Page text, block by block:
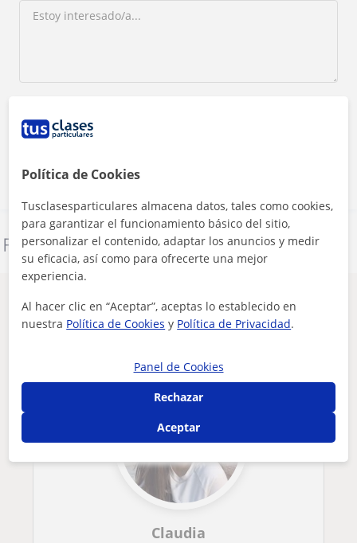
Denunciar este perfil
Otros profesores de Inglés en
Ciempozuelos que pueden interesarte
Claudia
Política de Cookies
Tusclasesparticulares almacena datos, tales como cookies,
para garantizar el funcionamiento básico del sitio,
personalizar el contenido, adaptar los anuncios y medir
su eficacia, así como para ofrecerte una mejor
experiencia.
Al hacer clic en “Aceptar”, aceptas lo establecido en
nuestra Política de Cookies y Política de Privacidad.
Panel de Cookies
Rechazar
Aceptar